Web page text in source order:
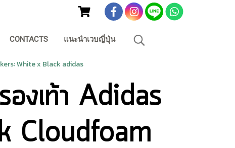
CONTACTS แนะนำเวบญี่ปุ่น
White x Black adidas
งเท้า Adidas
Cloudfoam